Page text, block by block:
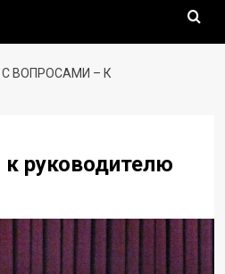
С ВОПРОСАМИ – К
руководителю